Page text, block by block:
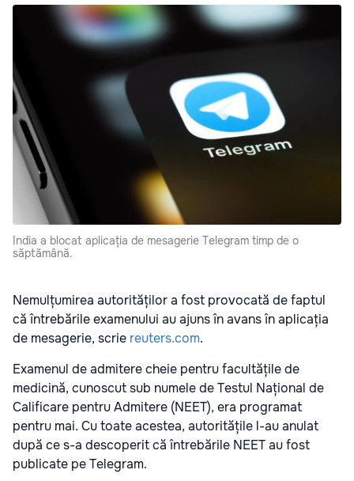
India a blocat aplicația de mesagerie Telegram timp de o
săptămână.
Nemulțumirea autorităților a fost provocată de faptul
că întrebările examenului au ajuns în avans în aplicația
de mesagerie, scrie reuters.com.
Examenul de admitere cheie pentru facultățile de
medicină, cunoscut sub numele de Testul Național de
Calificare pentru Admitere (NEET), era programat
pentru mai. Cu toate acestea, autoritățile l-au anulat
după ce s-a descoperit că întrebările NEET au fost
publicate pe Telegram.